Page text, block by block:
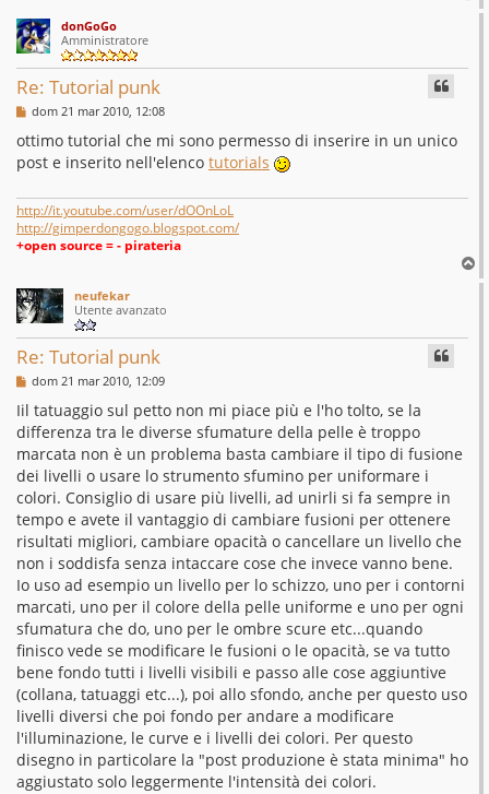
o
donGoGo
Amministratore
Re: Tutorial punk
M
s
s
a
g
i
o
dom 21 mar 2010, 12:08
ottimo tutorial che mi sono permesso di inserire in un unico
post e inserito nell'elenco tutorials
http://it.youtube.com/user/dOOnLoL
http://gimperdongogo.blogspot.com/
+open source = - pirateria
o
neufekar
Utente avanzato
Re: Tutorial punk
M
s
s
a
g
g
i
o
dom 21 mar 2010, 12:09
Iil tatuaggio sul petto non mi piace più e l'ho tolto, se la
differenza tra le diverse sfumature della pelle è troppo
marcata non è un problema basta cambiare il tipo di fusione
dei livelli o usare lo strumento sfumino per uniformare i
colori. Consiglio di usare più livelli, ad unirli si fa sempre in
tempo e avete il vantaggio di cambiare fusioni per ottenere
risultati migliori, cambiare opacità o cancellare un livello che
non i soddisfa senza intaccare cose che invece vanno bene.
Io uso ad esempio un livello per lo schizzo, uno per i contorni
marcati, uno per il colore della pelle uniforme e uno per ogni
sfumatura che do, uno per le ombre scure etc...quando
finisco vede se modificare le fusioni o le opacità, se va tutto
bene fondo tutti i livelli visibili e passo alle cose aggiuntive
(collana, tatuaggi etc...), poi allo sfondo, anche per questo uso
livelli diversi che poi fondo per andare a modificare
l'illuminazione, le curve e i livelli dei colori. Per questo
disegno in particolare la "post produzione è stata minima" ho
aggiustato solo leggermente l'intensità dei colori.